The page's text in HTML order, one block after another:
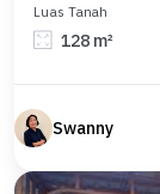
Luas Tanah
128 m²
Swanny